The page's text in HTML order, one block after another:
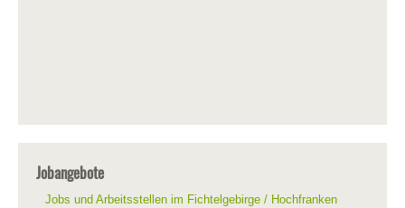
Jobangebote
Jobs und Arbeitsstellen im Fichtelgebirge / Hochfranken